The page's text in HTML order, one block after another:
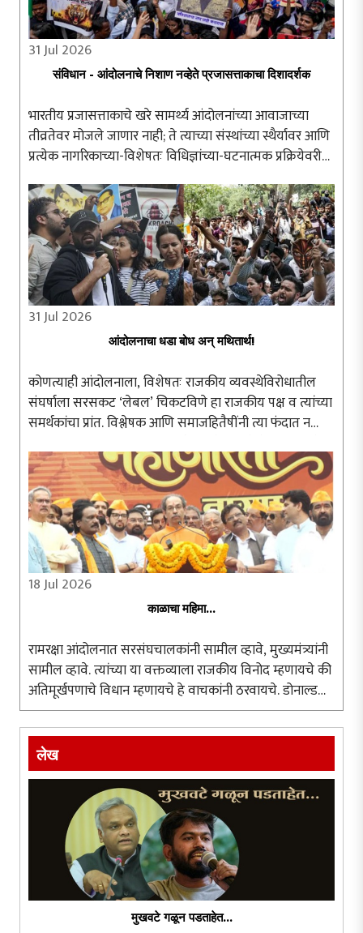
31 Jul 2026
संविधान - आंदोलनाचे निशाण नव्हेते प्रजासत्ताकाचा दिशादर्शक
भारतीय प्रजासत्ताकाचे खरे सामर्थ्य आंदोलनांच्या आवाजाच्या
तीव्रतेवर मोजले जाणार नाही; ते त्याच्या संस्थांच्या स्थैर्यावर आणि
प्रत्येक नागरिकाच्या-विशेषतः विधिज्ञांच्या-घटनात्मक प्रक्रियेवरील
31 Jul 2026
आंदोलनाचा धडा बोध अन् मथितार्थ!
कोणत्याही आंदोलनाला, विशेषतः राजकीय व्यवस्थेविरोधातील
संघर्षाला सरसकट ‘लेबल’ चिकटविणे हा राजकीय पक्ष व त्यांच्या
समर्थकांचा प्रांत. विश्लेषक आणि समाजहितैषींनी त्या फंदात न
दिल्लीतील जंतरमंतरवर ..
18 Jul 2026
काळाचा महिमा...
रामरक्षा आंदोलनात सरसंघचालकांनी सामील व्हावे, मुख्यमंत्र्यांनी
सामील व्हावे. त्यांच्या या वक्तव्याला राजकीय विनोद म्हणायचे की
अतिमूर्खपणाचे विधान म्हणायचे हे वाचकांनी ठरवायचे. डोनाल्ड
ट्रम्प, ब्रिटनचे पंतप्रधान, रशियाचे पुतीन यांना आंदोलनात सहभागी
..
लेख
मुखवटे गळून पडताहेत...